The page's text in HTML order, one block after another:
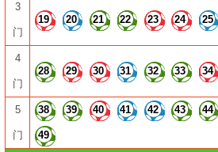
3
门
19 20 21 22 23 24 25
4
门
28 29 30 31 32 33 34
5
门
38 39 40 41 42 43 44
49